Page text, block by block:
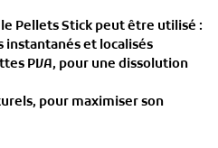
Pellets Stick peut être utilisé :
instantanés et localisés
PVA, pour une dissolution
, pour maximiser son